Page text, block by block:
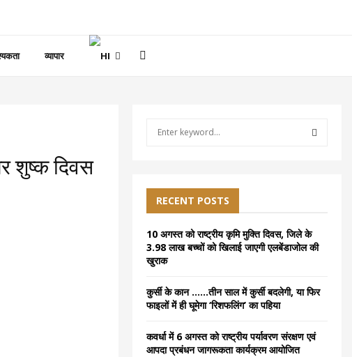
व्यापार
शुष्क दिवस
f
o
r
:
R
H
RECENT POSTS
10 अगस्त को राष्ट्रीय कृमि मुक्ति दिवस, जिले के
3.98 लाख बच्चों को खिलाई जाएगी एलबेंडाजोल की
खुराक
कुर्सी के कान ……तीन साल में कुर्सी बदलेगी, या फिर
फाइलों में ही घूमेगा ‘रिशफलिंग’ का पहिया
कवर्धा में 6 अगस्त को राष्ट्रीय पर्यावरण संरक्षण एवं
आपदा प्रबंधन जागरूकता कार्यक्रम आयोजित